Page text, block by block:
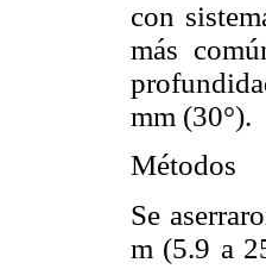
con
más
mm (30°).
Métodos
Se
m (5.9 a